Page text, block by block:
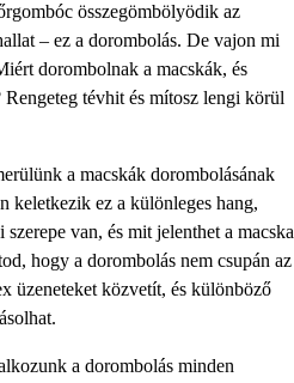
összegömbölyödik az
– ez a dorombolás. De vajon mi
dorombolnak a macskák, és
tévhit és mítosz lengi körül
a macskák dorombolásának
keletkezik ez a különleges hang,
van, és mit jelenthet a macska
hogy a dorombolás nem csupán az
üzeneteket közvetít, és különböző
a dorombolás minden